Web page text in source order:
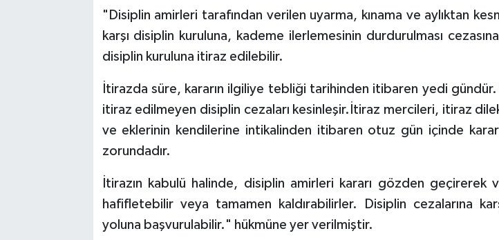
"Disiplin amirleri tarafından verilen uyarma, kınama ve aylıktan
karşı disiplin kuruluna, kademe ilerlemesinin durdurulması
disiplin kuruluna itiraz edilebilir.
İtirazda süre, kararın ilgiliye tebliği tarihinden itibaren yedi
itiraz edilmeyen disiplin cezaları kesinleşir.İtiraz mercileri, itiraz
ve eklerinin kendilerine intikalinden itibaren otuz gün içinde
zorundadır.
İtirazın kabulü halinde, disiplin amirleri kararı gözden geçirerek
hafifletebilir veya tamamen kaldırabilirler. Disiplin cezalarına
yoluna başvurulabilir." hükmüne yer verilmiştir.